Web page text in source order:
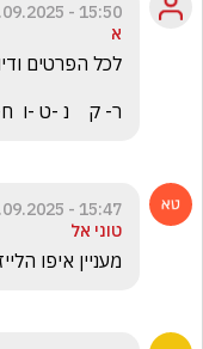
15:50 - 18.09.2025
א
ר- ק    נ -ט -ו
15:47 - 18.09.2025
טוני אל
מעניין איפו